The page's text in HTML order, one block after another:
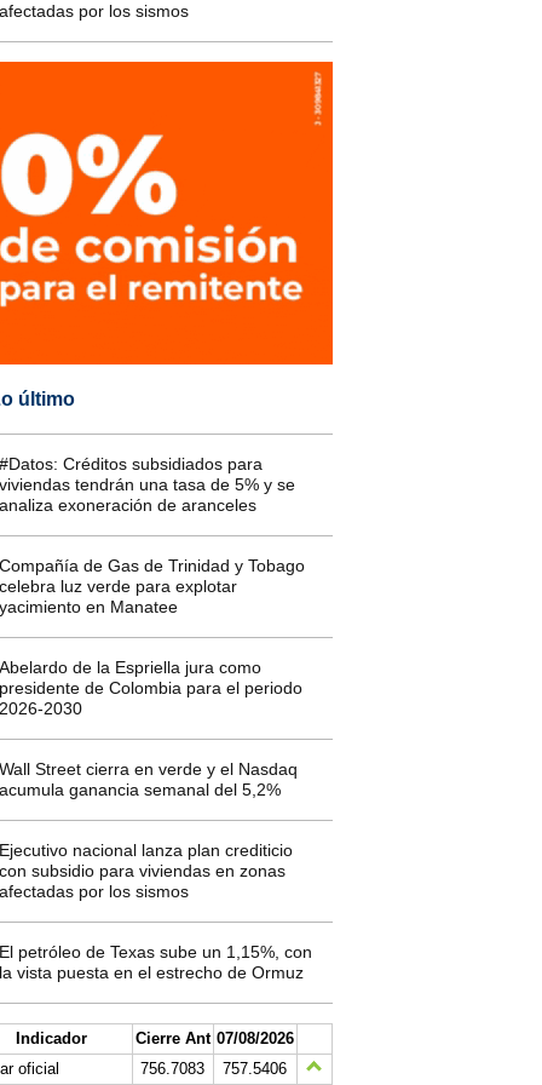
por los sismos
último
Créditos subsidiados para
tendrán una tasa de 5% y se
exoneración de aranceles
de Gas de Trinidad y Tobago
luz verde para explotar
en Manatee
de la Espriella jura como
de Colombia para el periodo
2030
Street cierra en verde y el Nasdaq
ganancia semanal del 5,2%
nacional lanza plan crediticio
subsidio para viviendas en zonas
por los sismos
petróleo de Texas sube un 1,15%, con
vista puesta en el estrecho de Ormuz
Indicador Cierre Ant 07/08/2026
oficial
756.7083 757.5406